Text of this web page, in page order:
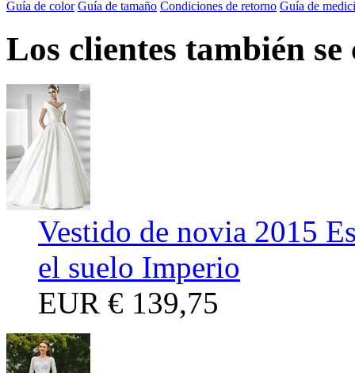
Guía de color Guía de tamaño Condiciones de retorno Guía de
Los clientes también se
Vestido de novia 2015
el suelo Imperio
EUR € 139,75